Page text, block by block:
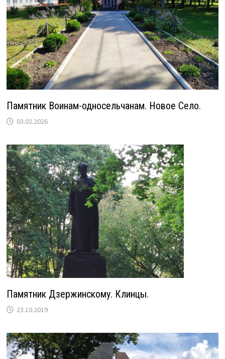
Памятник Воинам-односельчанам. Новое Село.
03.02.2026
Памятник Дзержинскому. Клинцы.
23.10.2019